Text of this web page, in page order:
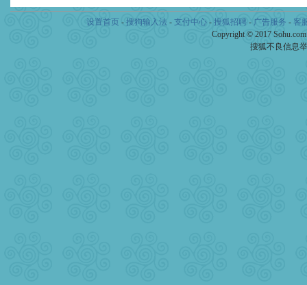
设置首页 - 搜狗输入法 - 支付中心- 搜狐招聘- 广告服务 - 客
Copyright © 2017
搜狐不良信息